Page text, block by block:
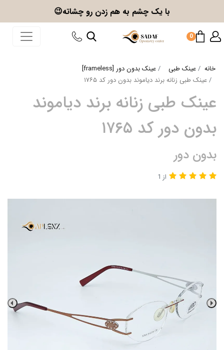
با یک چشم به هم زدن رو چشاته😉
0
خانه عینک طبی
عینک بدون دور [frameless]
عینک طبی زنانه برند دیاموند بدون دور کد ۱۷۶۵
عینک طبی زنانه برند دیاموند
بدون دور کد ۱۷۶۵
بدون دور
از 1